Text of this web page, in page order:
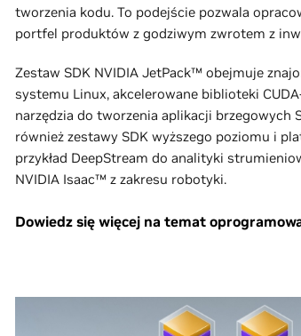
tworzenia kodu. To podejście pozwala
portfel produktów z godziwym zwrotem z
Zestaw SDK NVIDIA JetPack™ obejmuje
systemu Linux, akcelerowane biblioteki
narzędzia do tworzenia aplikacji brzegowych
również zestawy SDK wyższego poziomu i
przykład DeepStream do analityki
NVIDIA Isaac™ z zakresu robotyki.
Dowiedz się więcej na temat